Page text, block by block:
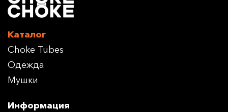
Каталог
Choke Tubes
Одежда
Мушки
Информация